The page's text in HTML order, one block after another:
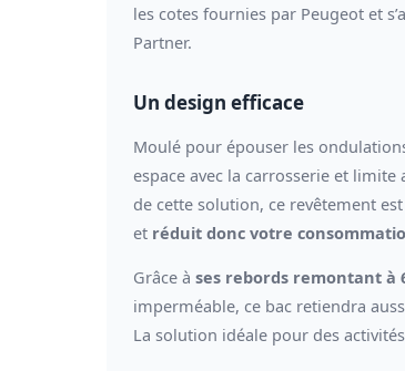
les cotes fournies par Peugeot et
Partner.
Un design efficace
Moulé pour épouser les
espace avec la carrosserie et
de cette solution, ce revêtement
et réduit donc votre
Grâce à ses rebords remontant à
imperméable, ce bac retiendra
La solution idéale pour des